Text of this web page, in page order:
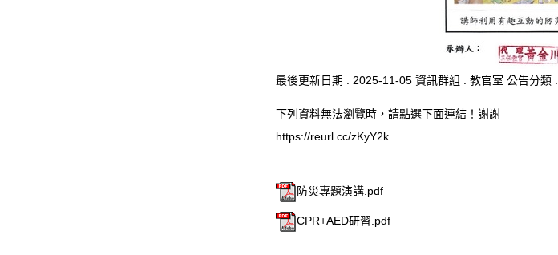
最後更新日期 : 2025-11-05 資訊群組 : 教官室 公告分類 :
下列資料無法瀏覽時，請點選下面連結！謝謝
https://reurl.cc/zKyY2k
防災專題演講.pdf
CPR+AED研習.pdf